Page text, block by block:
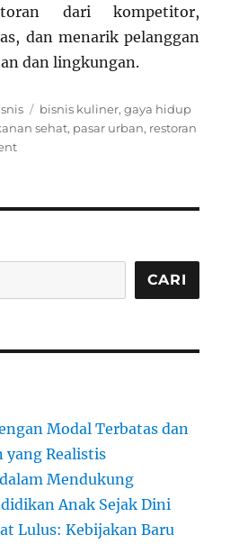
dari kompetitor,
dan menarik pelanggan
dan lingkungan.
Tags
bisnis kuliner,gaya hidup
sehat, pasar urban, restoran
on
Strategi
Pasar
Sadar
CARI
Modal Terbatas dan
yang Realistis
Mendukung
Anak Sejak Dini
Lulus: Kebijakan Baru